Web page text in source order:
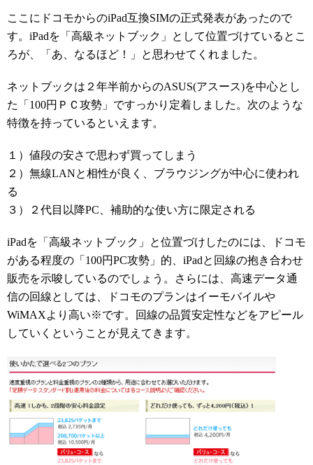
ここにドコモからのiPad互換SIMの正式発表があったので
す。iPadを「高級ネットブック」として位置づけているとこ
ろが、「あ、なるほど！」と思わせてくれました。
ネットブックは２年半前からのASUS(アスース)を中心とし
た「100円ＰＣ攻勢」ですっかり定着しました。次のような
特徴を持っているといえます。
１）値段の安さで思わず買ってしまう
２）無線LANと相性が良く、ブラウジングが中心に使われ
る
３）２代目以降PC、補助的な使い方に限定される
iPadを「高級ネットブック」と位置づけしたのには、ドコモ
がある程度の「100円PC攻勢」的、iPadと回線の抱き合わせ
販売を示唆しているのでしょう。さらには、高速データ通
信の回線としては、ドコモのプランはイーモバイルや
WiMAXより高い※です。回線の品質安定性などをアピール
していくということが見えてきます。